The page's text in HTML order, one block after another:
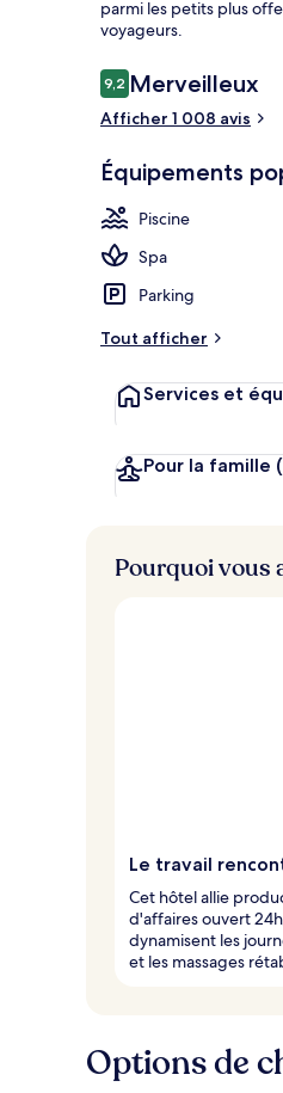
parmi les petits plus
voyageurs.
Avis
voyageurs
9,29,2 sur 10
Merveilleux
Afficher 1 008 avis
Équipements
Piscine
Spa
Parking
Tout afficher
Services et
Pour la famille
Pourquoi vous
Le travail
Cet hôtel allie
d'affaires ouvert
dynamisent les
et les massages
Options de